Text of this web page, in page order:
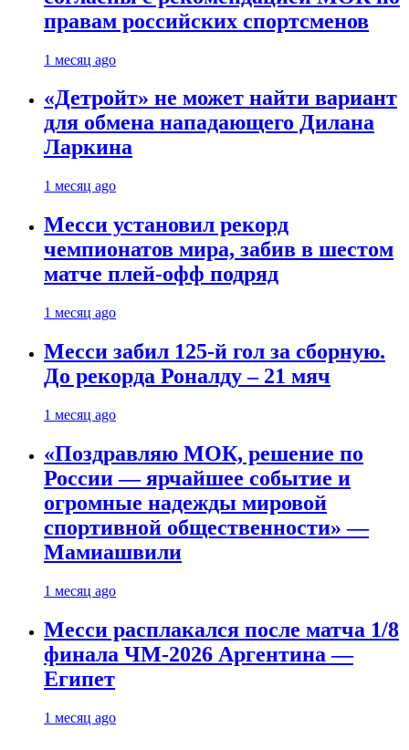
правам российских спортсменов
1 месяц ago
«Детройт» не может найти вариант
для обмена нападающего Дилана
Ларкина
1 месяц ago
Месси установил рекорд
чемпионатов мира, забив в шестом
матче плей‑офф подряд
1 месяц ago
Месси забил 125-й гол за сборную.
До рекорда Роналду – 21 мяч
1 месяц ago
«Поздравляю МОК, решение по
России — ярчайшее событие и
огромные надежды мировой
спортивной общественности» —
Мамиашвили
1 месяц ago
Месси расплакался после матча 1/8
финала ЧМ-2026 Аргентина —
Египет
1 месяц ago